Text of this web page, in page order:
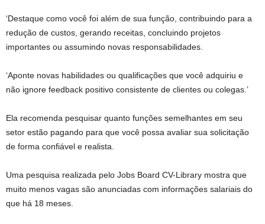
‘Destaque como você foi além de sua função, contribuindo para a
redução de custos, gerando receitas, concluindo projetos
importantes ou assumindo novas responsabilidades.
‘Aponte novas habilidades ou qualificações que você adquiriu e
não ignore feedback positivo consistente de clientes ou colegas.’
Ela recomenda pesquisar quanto funções semelhantes em seu
setor estão pagando para que você possa avaliar sua solicitação
de forma confiável e realista.
Uma pesquisa realizada pelo Jobs Board CV-Library mostra que
muito menos vagas são anunciadas com informações salariais do
que há 18 meses.